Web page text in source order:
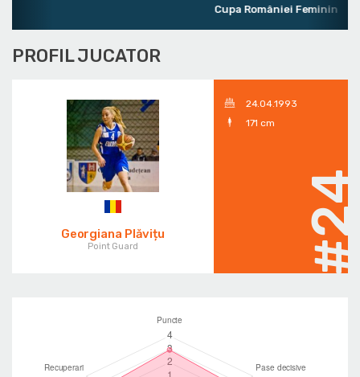
Cupa României Feminin
PROFIL JUCATOR
Georgiana Plăvițu
Point Guard
24.04.1993
171 cm